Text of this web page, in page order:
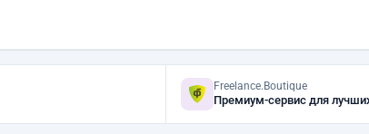
Freelance.Boutique
Премиум-сервис для